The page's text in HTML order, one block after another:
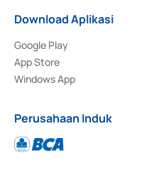
Download Aplikasi
Google Play
App Store
Windows App
Perusahaan Induk